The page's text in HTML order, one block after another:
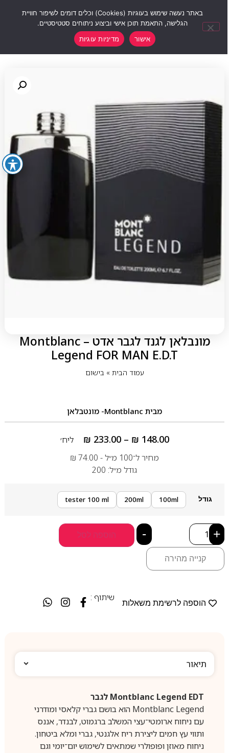
מונבלאן לגנד לגבר אדט – Montblanc
Legend FOR MAN E.D.T
עמוד הבית» בישום
מבית Montblanc- מונטבלאן
₪ 148.00
–
₪ 233.00
ליח׳
מחיר ל־100 מ״ל -
₪ 74.00
גודל מ״ל: 200
גודל 100ml
200ml
tester 100 ml
- + הוספה לסל
קנייה מהירה
הוספה לרשימת משאלות
שיתוף :
תיאור
Montblanc Legend EDT לגבר
Montblanc Legend הוא בושם גברי קלאסי ומודרני
עם ניחוח ארומטי־עצי המשלב ברגמוט, לבנדר, אננס
ותווי עץ חמים ליצירת ריח אלגנטי, גברי ומלא ביטחון.
ניחוח מאוזן ופופולרי שמתאים לשימוש יום־יומי וגם
באתר נעשה שימוש בעוגיות (Cookies) וכלים דומים לשיפור חוויית
הגלישה, התאמת תוכן אישי וביצוע ניתוחים סטטיסטיים.
אישור
מדיניות עוגיות